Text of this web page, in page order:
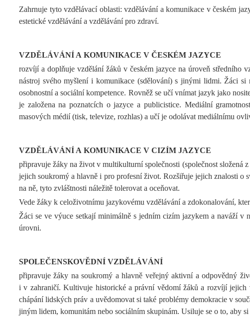
Zahrnuje tyto vzdělávací oblasti: vzdělávání a komunikace v českém
estetické vzdělávání a vzdělávání pro zdraví.
VZDĚLÁVÁNÍ A KOMUNIKACE V ČESKÉM JAZYCE
rozvíjí a doplňuje vzdělání žáků v českém jazyce na úroveň
nástroj svého myšlení i komunikace (sdělování) s jinými lidmi. Žáci
osobnostní a sociální kompetence. Rovněž se učí vnímat jazyk jako
je založena na poznatcích o jazyce a publicistice. Mediální
masových médií (tisk, televize, rozhlas) a učí je odolávat mediálnímu
VZDĚLÁVÁNÍ A KOMUNIKACE V CIZÍM JAZYCE
připravuje žáky na život v multikulturní společnosti (společnost
jejich soukromý a hlavně i pro profesní život. Rozšiřuje jejich znalosti
na ně, tyto zvláštnosti náležitě tolerovat a oceňovat.
Vede žáky k celoživotnímu jazykovému vzdělávání a zdokonalování,
Žáci se ve výuce setkají minimálně s jedním cizím jazykem a naváží
úrovni.
SPOLEČENSKOVĚDNÍ VZDĚLÁVÁNÍ
připravuje žáky na soukromý a hlavně veřejný aktivní a odpovědný
i v zahraničí. Kultivuje historické a právní vědomí žáků a rozvíjí jejich
chápání lidských práv a uvědomovat si také problémy demokracie v
jiným lidem, komunitám nebo sociálním skupinám. Usiluje se o to, aby